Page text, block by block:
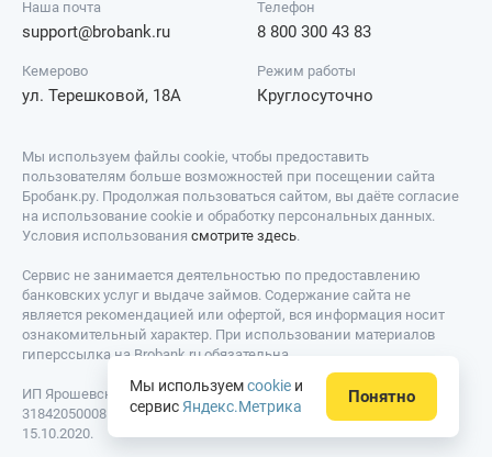
Наша почта
support@brobank.ru
Телефон
8 800 300 43 83
Кемерово
ул. Терешковой, 18А
Режим работы
Круглосуточно
Мы используем файлы cookie, чтобы предоставить
пользователям больше возможностей при посещении сайта
Бробанк.ру. Продолжая пользоваться сайтом, вы даёте согласие
на использование cookie и обработку персональных данных.
Условия использования смотрите здесь.
Сервис не занимается деятельностью по предоставлению
банковских услуг и выдаче займов. Содержание сайта не
является рекомендацией или офертой, вся информация носит
ознакомительный характер. При использовании материалов
гиперссылка на Brobank.ru обязательна.
ИП Ярошевский Д.И. ИНН: 423082922740. ОГРНИП:
318420500081301. Свидетельство на товарный знак № 779639 от
15.10.2020.
Мы используемcookie и
сервис Яндекс.Метрика Понятно